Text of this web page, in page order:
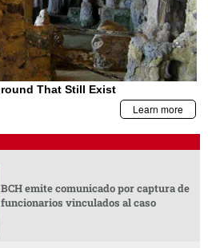
BCH emite comunicado por captura de
funcionarios vinculados al caso